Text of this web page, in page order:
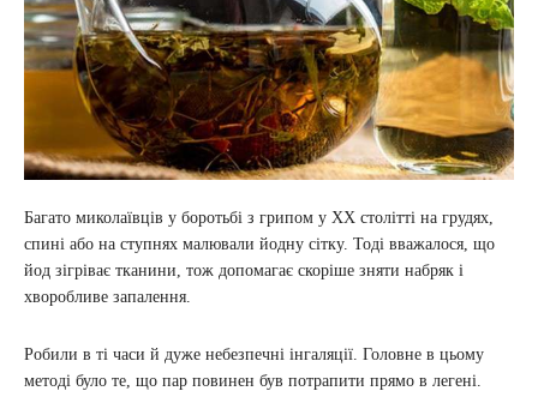
Багато миколаївців у боротьбі з грипом у ХХ столітті на грудях,
спині або на ступнях малювали йодну сітку. Тоді вважалося, що
йод зігріває тканини, тож допомагає скоріше зняти набряк і
хворобливе запалення.
Робили в ті часи й дуже небезпечні інгаляції. Головне в цьому
методі було те, що пар повинен був потрапити прямо в легені.